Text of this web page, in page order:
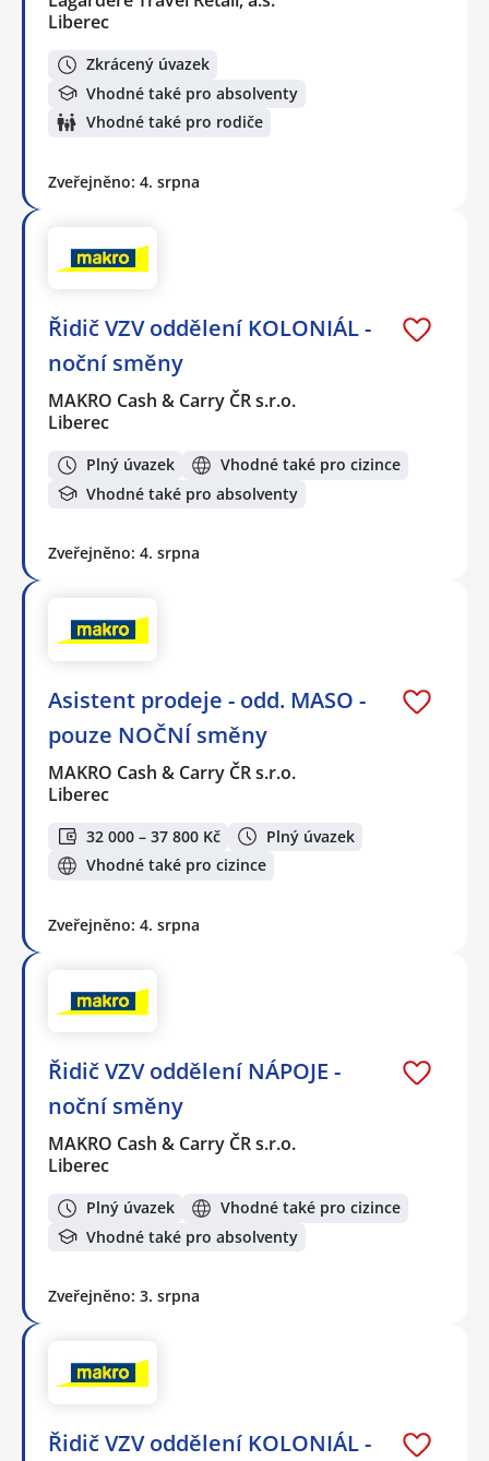
Liberec
Zkrácený úvazek
Vhodné také pro absolventy
Vhodné také pro rodiče
Zveřejněno: 4. srpna
Řidič VZV oddělení KOLONIÁL -
noční směny
MAKRO Cash & Carry ČR s.r.o.
Liberec
Plný úvazek
Vhodné také pro cizince
Vhodné také pro absolventy
Zveřejněno: 4. srpna
Asistent prodeje - odd. MASO -
pouze NOČNÍ směny
MAKRO Cash & Carry ČR s.r.o.
Liberec
32 000 – 37 800 Kč
Plný úvazek
Vhodné také pro cizince
Zveřejněno: 4. srpna
Řidič VZV oddělení NÁPOJE -
noční směny
MAKRO Cash & Carry ČR s.r.o.
Liberec
Plný úvazek
Vhodné také pro cizince
Vhodné také pro absolventy
Zveřejněno: 3. srpna
Řidič VZV oddělení KOLONIÁL -